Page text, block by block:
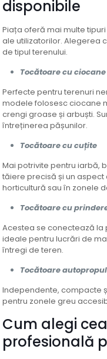
disponibile
Piața oferă mai multe
ale utilizatorilor. Alegerea
de tipul terenului.
Tocătoare cu ciocane
Perfecte pentru terenuri
modele folosesc ciocane
crengi groase și arbuști.
întreținerea pășunilor.
Tocătoare cu cuțite
Mai potrivite pentru iarbă,
tăiere precisă și un aspect
horticultură sau în zonele
Tocătoare cu
Acestea se conectează la
ideale pentru lucrări de
întregi de teren.
Tocătoare
Independente, compacte
pentru zonele greu
Cum alegi
profesională